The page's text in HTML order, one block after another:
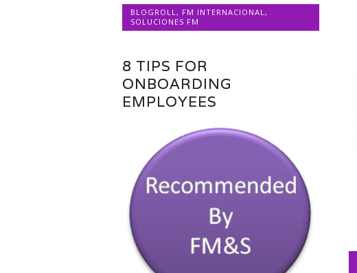
BLOGROLL, FM INTERNACIONAL,
SOLUCIONES FM
8 TIPS FOR
ONBOARDING
EMPLOYEES